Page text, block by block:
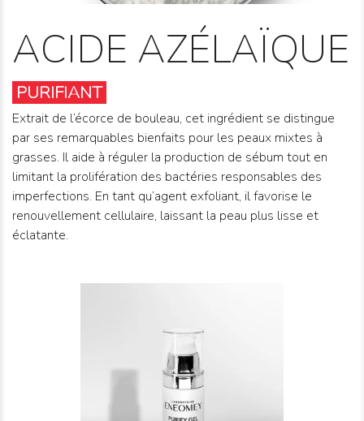
ACIDE AZÉLAÏQUE
PURIFIANT
Extrait de l’écorce de bouleau, cet ingrédient se distingue
par ses remarquables bienfaits pour les peaux mixtes à
grasses. Il aide à réguler la production de sébum tout en
limitant la prolifération des bactéries responsables des
imperfections. En tant qu’agent exfoliant, il favorise le
renouvellement cellulaire, laissant la peau plus lisse et
éclatante.